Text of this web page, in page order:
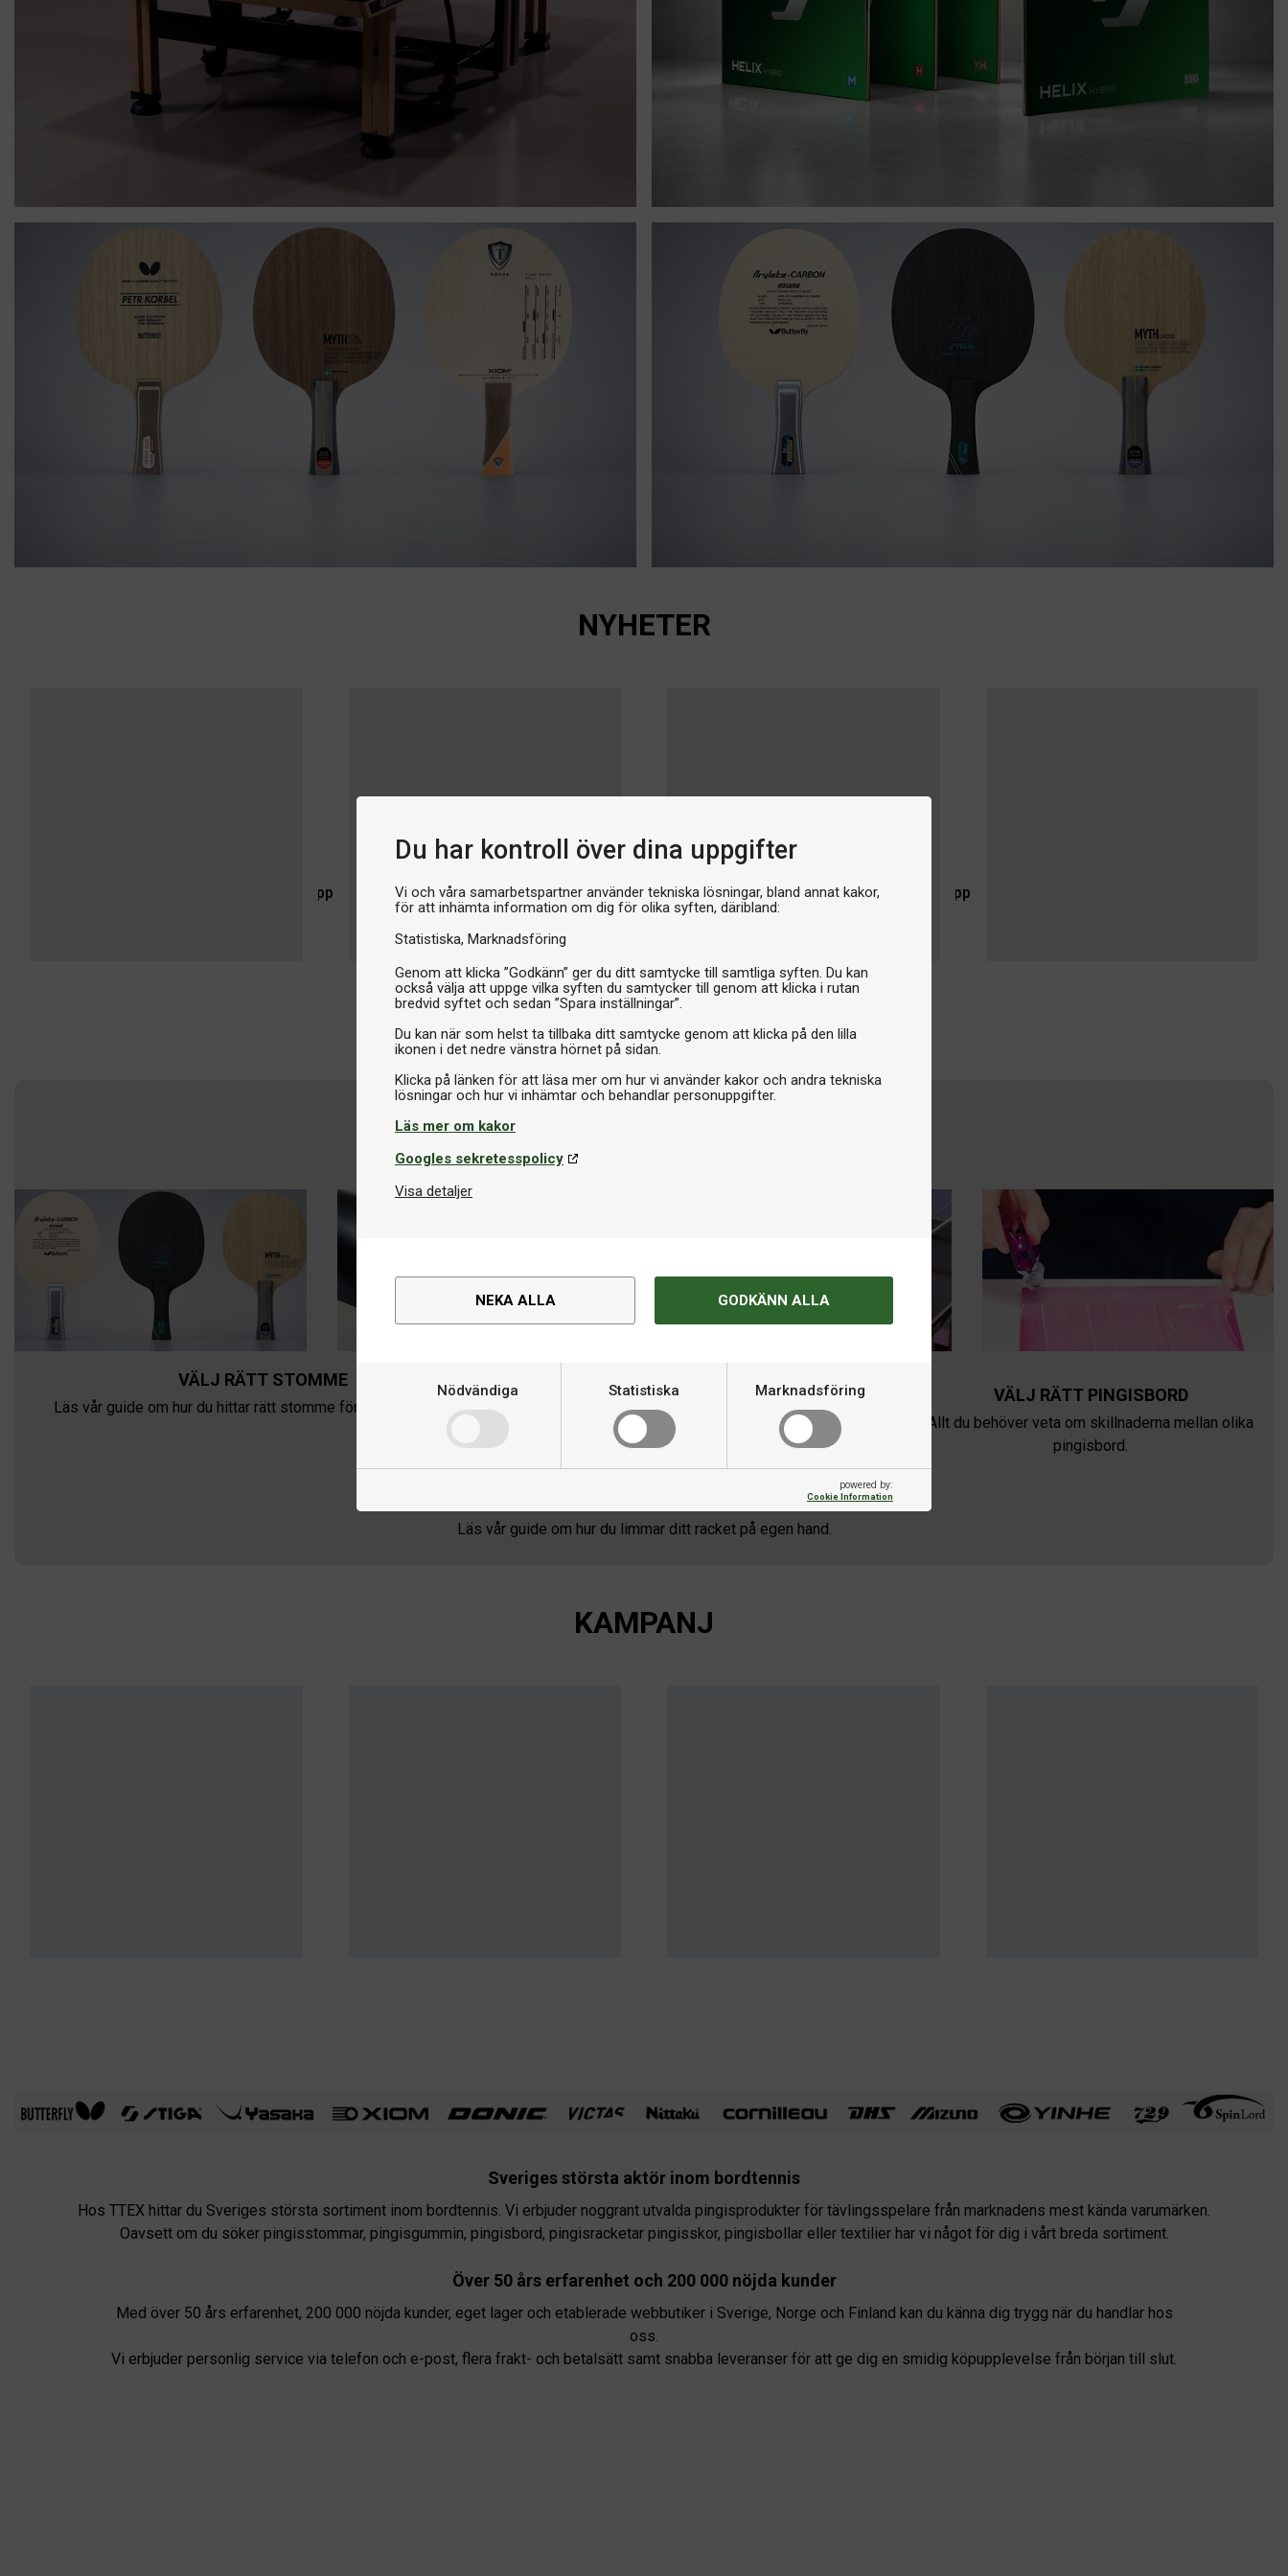
Du har kontroll över dina uppgifter
Vi och våra samarbetspartner använder tekniska lösningar, bland annat kakor,
för att inhämta information om dig för olika syften, däribland:
Statistiska Marknadsföring
Genom att klicka ”Godkänn” ger du ditt samtycke till samtliga syften. Du kan
också välja att uppge vilka syften du samtycker till genom att klicka i rutan
bredvid syftet och sedan ”Spara inställningar”.
Du kan när som helst ta tillbaka ditt samtycke genom att klicka på den lilla
ikonen i det nedre vänstra hörnet på sidan.
Klicka på länken för att läsa mer om hur vi använder kakor och andra tekniska
Läs mer om kakor
Googles sekretesspolicy
Visa detaljer
NEKA ALLA GODKÄNN ALLA
Nödvändiga Statistiska Marknadsföring
powered by:
Cookie Information
PINGISBORD STIGA HELIX HYBRID
TRÄSTOMMAR
Stommar för spelare som föredrar den rena träkänslan
Shoppa nu
Shoppa nu
NYHETER
VÄLJ RÄTT STOMME
Läs vår guide om hur du hittar rätt stomme för dig och ditt spel.
VÄLJ RÄTT GUMMI
Läs vår guide om hur du hittar rätt pingisgummi för
VÄLJ RÄTT PINGISBORD
Allt du behöver veta om skillnaderna mellan olika
pingisbord.
Läs vår guide om hur du limmar ditt racket på egen hand.
KAMPANJ
Sveriges största aktör inom bordtennis
Hos TTEX hittar du Sveriges största sortiment inom bordtennis. Vi erbjuder noggrant utvalda pingisprodukter för tävlingsspelare från marknadens mest kända varumärken.
Oavsett om du söker pingisstommar, pingisgummin, pingisbord, pingisracketar pingisskor, pingisbollar eller textilier har vi något för dig i vårt breda sortiment.
Över 50 års erfarenhet och 200 000 nöjda kunder
Med över 50 års erfarenhet, 200 000 nöjda kunder, eget lager och etablerade webbutiker i Sverige, Norge och Finland kan du känna dig trygg när du handlar hos
oss.
Vi erbjuder personlig service via telefon och e-post, flera frakt- och betalsätt samt snabba leveranser för att ge dig en smidig köpupplevelse från början till slut.